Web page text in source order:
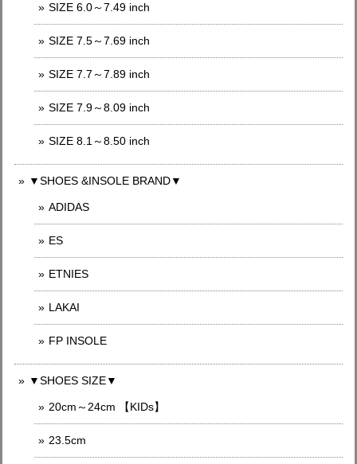
SIZE 6.0～7.49 inch
SIZE 7.5～7.69 inch
SIZE 7.7～7.89 inch
SIZE 7.9～8.09 inch
SIZE 8.1～8.50 inch
▼SHOES &INSOLE BRAND▼
ADIDAS
ES
ETNIES
LAKAI
FP INSOLE
▼SHOES SIZE▼
20cm～24cm 【KIDs】
23.5cm